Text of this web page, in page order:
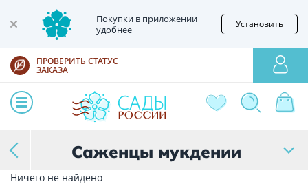
Покупки в приложении
удобнее
Установить
ПРОВЕРИТЬ СТАТУС
ЗАКАЗА
Саженцы мукдении
Ничего не найдено